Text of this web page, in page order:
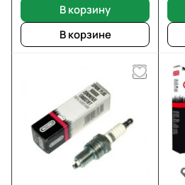
В корзину
В корзине